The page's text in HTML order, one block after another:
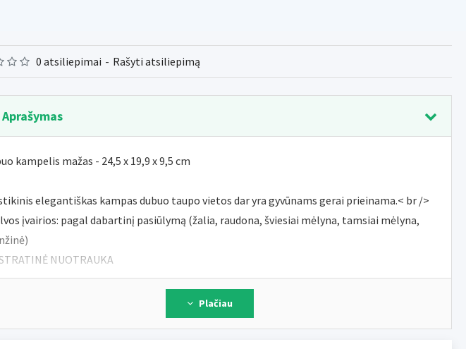
0 atsiliepimai - Rašyti atsiliepimą
Aprašymas
kampelis mažas - 24,5 x 19,9 x 9,5 cm
elegantiškas kampas dubuo taupo vietos dar yra gyvūnams gerai prieinama.< br />
įvairios: pagal dabartinį pasiūlymą (žalia, raudona, šviesiai mėlyna, tamsiai mėlyna,
NUOTRAUKA
Plačiau